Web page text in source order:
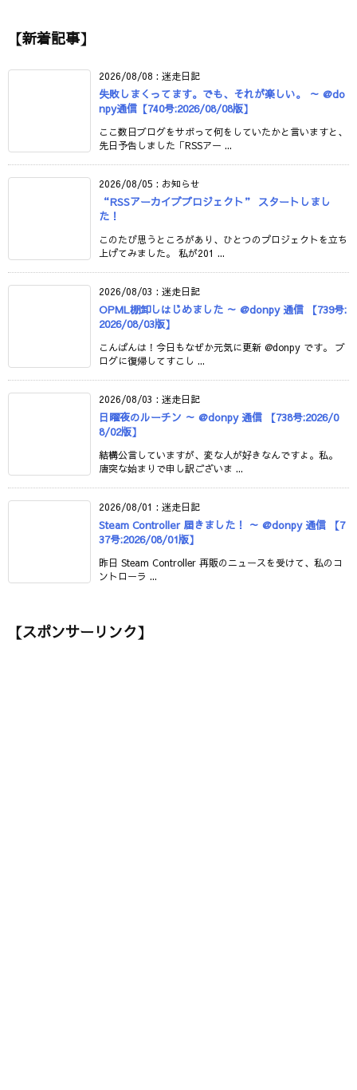
【新着記事】
2026/08/08 : 迷走日記
失敗しまくってます。でも、それが楽しい。 ～ @do
npy通信【740号:2026/08/08版】
ここ数日ブログをサボって何をしていたかと言いますと、
先日予告しました「RSSアー ...
2026/08/05 : お知らせ
“RSSアーカイブプロジェクト” スタートしまし
た！
このたび思うところがあり、ひとつのプロジェクトを立ち
上げてみました。 私が201 ...
2026/08/03 : 迷走日記
OPML棚卸しはじめました ～ @donpy 通信 【739号:
2026/08/03版】
こんばんは！今日もなぜか元気に更新 @donpy です。 ブ
ログに復帰してすこし ...
2026/08/03 : 迷走日記
日曜夜のルーチン ～ @donpy 通信 【738号:2026/0
8/02版】
結構公言していますが、変な人が好きなんですよ。私。
唐突な始まりで申し訳ございま ...
2026/08/01 : 迷走日記
Steam Controller 届きました！ ～ @donpy 通信 【7
37号:2026/08/01版】
昨日 Steam Controller 再販のニュースを受けて、私のコ
ントローラ ...
【スポンサーリンク】